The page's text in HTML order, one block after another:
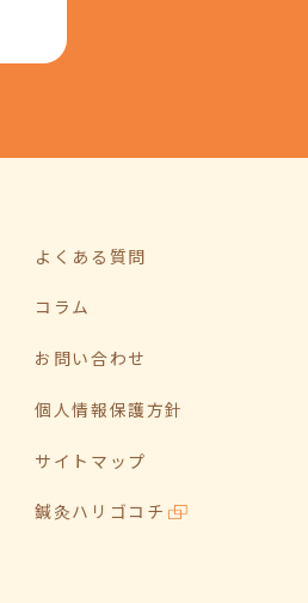
よくある質問
コラム
お問い合わせ
個人情報保護方針
サイトマップ
鍼灸ハリゴコチ